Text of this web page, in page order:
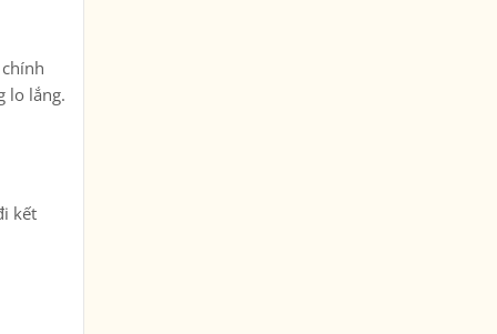
lo lắng.
kết